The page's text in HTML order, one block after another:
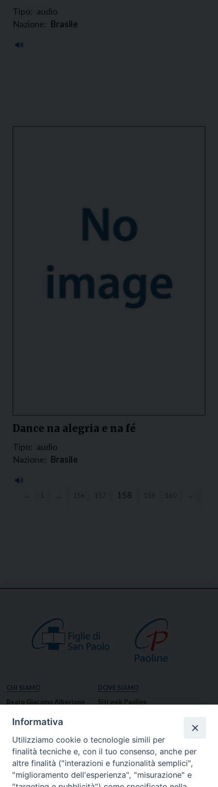
Tipo: audio
Nazione: Brasile
Dance na alegria e na fé
Tipo: audio
Nazione: Brasile
← 1 … 156 157 158 159 160 →
CHI SIAMO
Beato Giacomo Alberione
Missione Paolina
Luoghi delle Origini
Governo Generale
DOVE SIAMO
Siti web Paoline
Notizie dal governo generale
Notizie in breve
RISORSE
Informativa
Utilizziamo cookie o tecnologie simili per
finalità tecniche e, con il tuo consenso, anche per
altre finalità ("interazioni e funzionalità semplici",
"miglioramento dell'esperienza", "misurazione" e